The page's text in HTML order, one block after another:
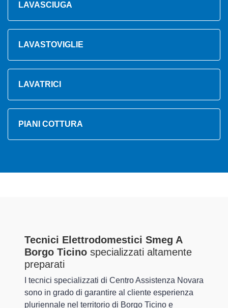
LAVASCIUGA
LAVASTOVIGLIE
LAVATRICI
PIANI COTTURA
Tecnici Elettrodomestici Smeg A
Borgo Ticino specializzati altamente
preparati
I tecnici specializzati di Centro Assistenza Novara
sono in grado di garantire al cliente esperienza
pluriennale nel territorio di Borgo Ticino e